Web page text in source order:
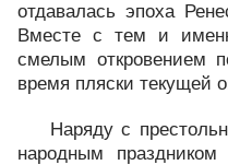
отдавалась эпоха
Вместе с тем и
смелым откровением
время пляски текущей
Наряду с
народным